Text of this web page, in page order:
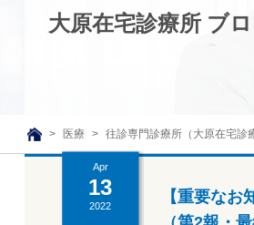
大原在宅診療所 ブ
TOP
医療 往診専門診療所（大原在宅診
Apr
13
2022
【重要な